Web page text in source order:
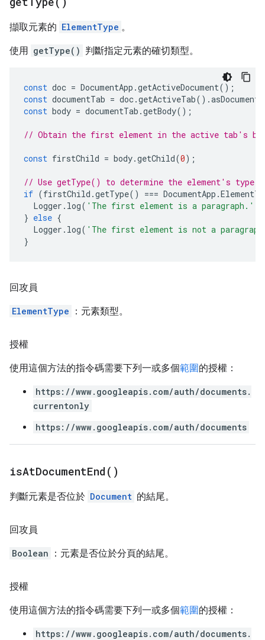
擷取元素的 ElementType 。
使用 getType() 判斷指定元素的確切類型。
const doc = DocumentApp .getActiveDocument();
const documentTab = doc.getActiveTab().
const body = documentTab .getBody();
// Obtain the first element in the active tab's
const firstChild = body.getChild(0);
// Use getType() to determine the element's type.
if (firstChild .getType() === DocumentApp .
Logger . log( 'The first element is a paragraph.'
} else {
Logger . log( 'The first element is not a
}
回攻員
ElementType ：元素類型。
授權
使用這個方法的指令碼需要下列一或多個範圍的授權：
https://www.googleapis.com/auth/documents.
currentonly
https://www.googleapis.com/auth/documents
isAtDocumentEnd( )
判斷元素是否位於 Document 的結尾。
回攻員
Boolean ：元素是否位於分頁的結尾。
授權
使用這個方法的指令碼需要下列一或多個範圍的授權：
https://www.googleapis.com/auth/documents.